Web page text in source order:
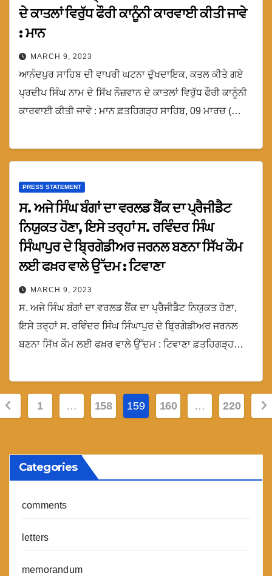
ਦੇ ਕਾਤਲਾਂ ਵਿਰੁੱਧ ਫੌਰੀ ਕਾਨੂੰਨੀ ਕਾਰਵਾਈ ਕੀਤੀ ਜਾਵੇ
: ਮਾਨ
MARCH 9, 2023
ਆਨੰਦਪੁਰ ਸਾਹਿਬ ਦੀ ਵਾਪਰੀ ਘਟਨਾ ਦੁੱਖਦਾਇਕ, ਕਤਲ ਕੀਤੇ ਗਏ
ਪ੍ਰਦੀਪ ਸਿੰਘ ਨਾਮ ਦੇ ਸਿੱਖ ਨੌਜ਼ਵਾਨ ਦੇ ਕਾਤਲਾਂ ਵਿਰੁੱਧ ਫੌਰੀ ਕਾਨੂੰਨੀ
ਕਾਰਵਾਈ ਕੀਤੀ ਜਾਵੇ : ਮਾਨ ਫ਼ਤਹਿਗੜ੍ਹ ਸਾਹਿਬ, 09 ਮਾਰਚ (…
PRESS STATEMENT
ਸ. ਅਜੇ ਸਿੰਘ ਬੰਗਾਂ ਦਾ ਵਰਲਡ ਬੈਂਕ ਦਾ ਪ੍ਰੈਜੀਡੈਟ
ਨਿਯੁਕਤ ਹੋਣਾ, ਇਸੇ ਤਰ੍ਹਾਂ ਸ. ਰਵਿੰਦਰ ਸਿੰਘ
ਸਿੰਘਾਪੁਰ ਦੇ ਬ੍ਰਿਗੇਡੀਅਰ ਜਰਨਲ ਬਣਨਾ ਸਿੱਖ ਕੌਮ
ਲਈ ਫਖ਼ਰ ਵਾਲੇ ਉੱਦਮ : ਟਿਵਾਣਾ
MARCH 9, 2023
ਸ. ਅਜੇ ਸਿੰਘ ਬੰਗਾਂ ਦਾ ਵਰਲਡ ਬੈਂਕ ਦਾ ਪ੍ਰੈਜੀਡੈਟ ਨਿਯੁਕਤ ਹੋਣਾ,
ਇਸੇ ਤਰ੍ਹਾਂ ਸ. ਰਵਿੰਦਰ ਸਿੰਘ ਸਿੰਘਾਪੁਰ ਦੇ ਬ੍ਰਿਗੇਡੀਅਰ ਜਰਨਲ
ਬਣਨਾ ਸਿੱਖ ਕੌਮ ਲਈ ਫਖ਼ਰ ਵਾਲੇ ਉੱਦਮ : ਟਿਵਾਣਾ ਫ਼ਤਹਿਗੜ੍ਹ…
1 … 158 159 160 … 220
Categories
comments
letters
memorandum